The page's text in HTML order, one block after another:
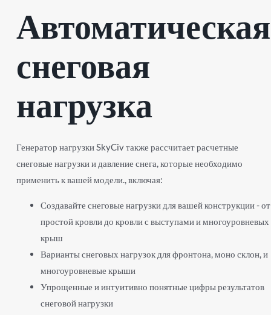
Автоматическая
снеговая
нагрузка
Генератор нагрузки SkyCiv также рассчитает расчетные
снеговые нагрузки и давление снега, которые необходимо
применить к вашей модели., включая:
Создавайте снеговые нагрузки для вашей конструкции - от
простой кровли до кровли с выступами и многоуровневых
крыш
Варианты снеговых нагрузок для фронтона, моно склон, и
многоуровневые крыши
Упрощенные и интуитивно понятные цифры результатов
снеговой нагрузки